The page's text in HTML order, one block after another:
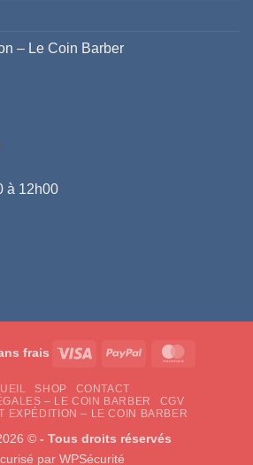
– Le Coin Barber
à 12h00
frais Visa PayPal
SHOP
CONTACT
– LE COIN BARBER
CGV
EXPÉDITION – LE COIN BARBER
© - Tous droits réservés
par WPSécurité